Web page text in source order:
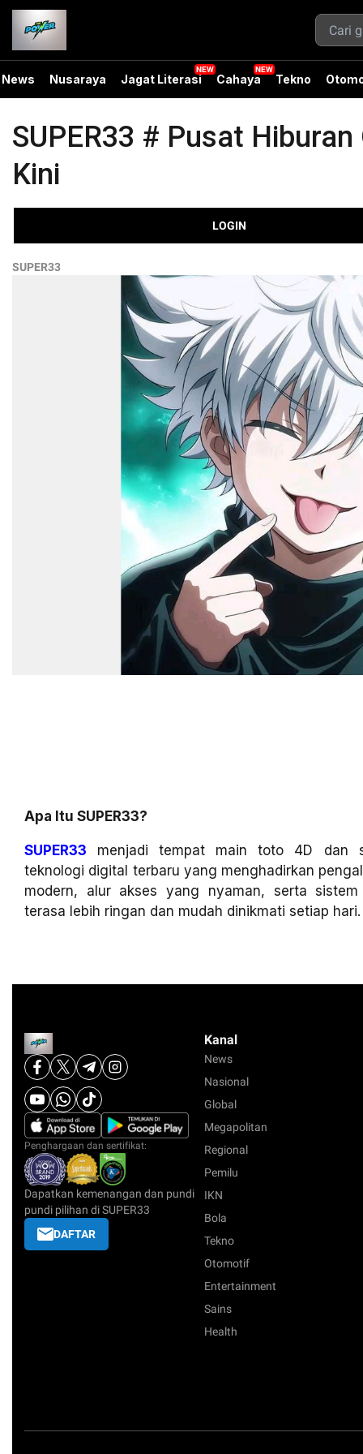
News Nusaraya Jagat Literasi Cahaya Tekno
SUPER33 # Pusat
Kini
LOGIN
SUPER33
Apa Itu SUPER33?
SUPER33 menjadi tempat main toto 4D dan
teknologi digital terbaru yang menghadirkan
modern, alur akses yang nyaman, serta
terasa lebih ringan dan mudah dinikmati setiap hari.
Penghargaan dan sertifikat:
Dapatkan kemenangan dan pundi
pundi pilihan di SUPER33
DAFTAR
Kanal
News
Nasional
Global
Megapolitan
Regional
Pemilu
IKN
Bola
Tekno
Otomotif
Entertainment
Sains
Health